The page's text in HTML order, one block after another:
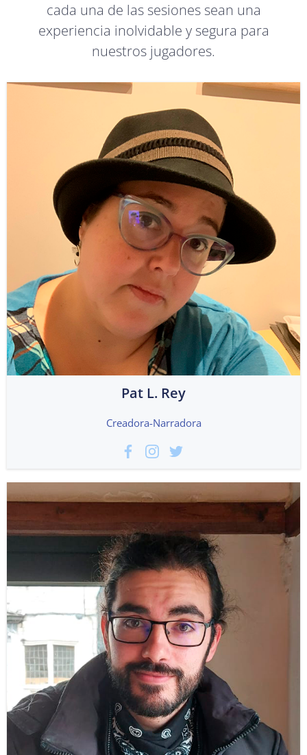
cada una de las sesiones sean una
experiencia inolvidable y segura para
nuestros jugadores.
Pat L. Rey
Creadora-Narradora